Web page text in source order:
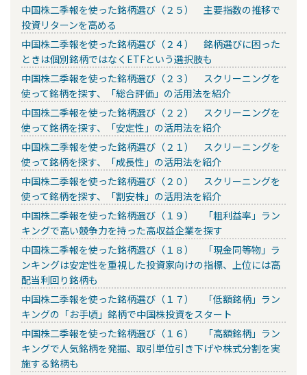
中国株二季報を使った銘柄選び（２５） 主要指数の推移で
投資リターンを高める
中国株二季報を使った銘柄選び（２４） 銘柄選びに困った
ときは個別銘柄ではなくETFという選択肢も
中国株二季報を使った銘柄選び（２３） スクリーニングを
使って銘柄を探す、「総合評価」の活用法を紹介
中国株二季報を使った銘柄選び（２２） スクリーニングを
使って銘柄を探す、「安定性」の活用法を紹介
中国株二季報を使った銘柄選び（２１） スクリーニングを
使って銘柄を探す、「成長性」の活用法を紹介
中国株二季報を使った銘柄選び（２０） スクリーニングを
使って銘柄を探す、「割安株」の活用法を紹介
中国株二季報を使った銘柄選び（１９） 「粗利益率」ラン
キングで高い競争力を持った高収益企業を探す
中国株二季報を使った銘柄選び（１８） 「現金同等物」ラ
ンキングは安定性を重視した投資家向けの指標、上位には高
配当利回り銘柄も
中国株二季報を使った銘柄選び（１７） 「低額銘柄」ラン
キングの「お手頃」銘柄で中国株投資をスタート
中国株二季報を使った銘柄選び（１６） 「高額銘柄」ラン
キングで人気銘柄を発掘、取引単位引き下げや株式分割を実
施する銘柄も